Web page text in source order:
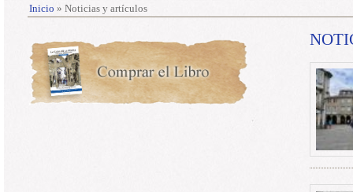
Inicio » Noticias y artículos